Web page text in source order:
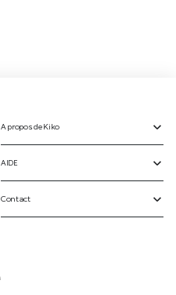
A propos de Kiko
AIDE
Contact